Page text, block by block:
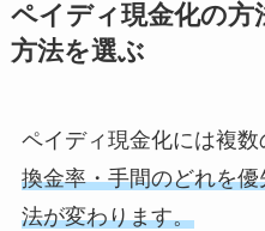
ペイディ現金化の方
方法を選ぶ
ペイディ現金化には複数
換金率・手間のどれを
法が変わります。